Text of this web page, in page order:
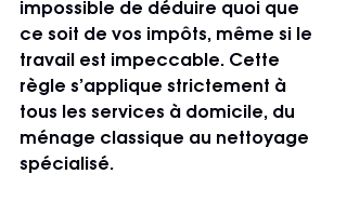
impossible de déduire quoi que
ce soit de vos impôts, même si le
travail est impeccable. Cette
règle s’applique strictement à
tous les services à domicile, du
ménage classique au nettoyage
spécialisé.